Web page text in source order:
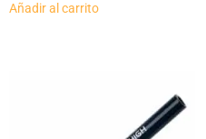
Añadir al carrito